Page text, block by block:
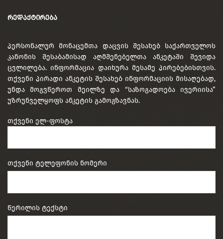
ᲠᲔᲓᲐᲥᲢᲘᲠᲔᲑᲐ
პერსონალურ მონაცემთა დაცვის შესახებ საქართველოს
კანონის შესაბამისად აღმშენებელთა ანკეტაში შევიდა
ცვლილება. ინფორმაცია დაიხურა მესამე პირებებისთვის.
თქვენი პირადი ანკეტის შესახებ ინფორმაციის მისაღებად,
უნდა მოგვწეროთ მეილზე და “საზოგადოება ივერიისა”
უზრუნველყოფს ანკეტის გამოგზავნას.
თქვენი ელ-ფოსტა
თქვენი ტელეფონის ნომერი
წერილის ტექსტი